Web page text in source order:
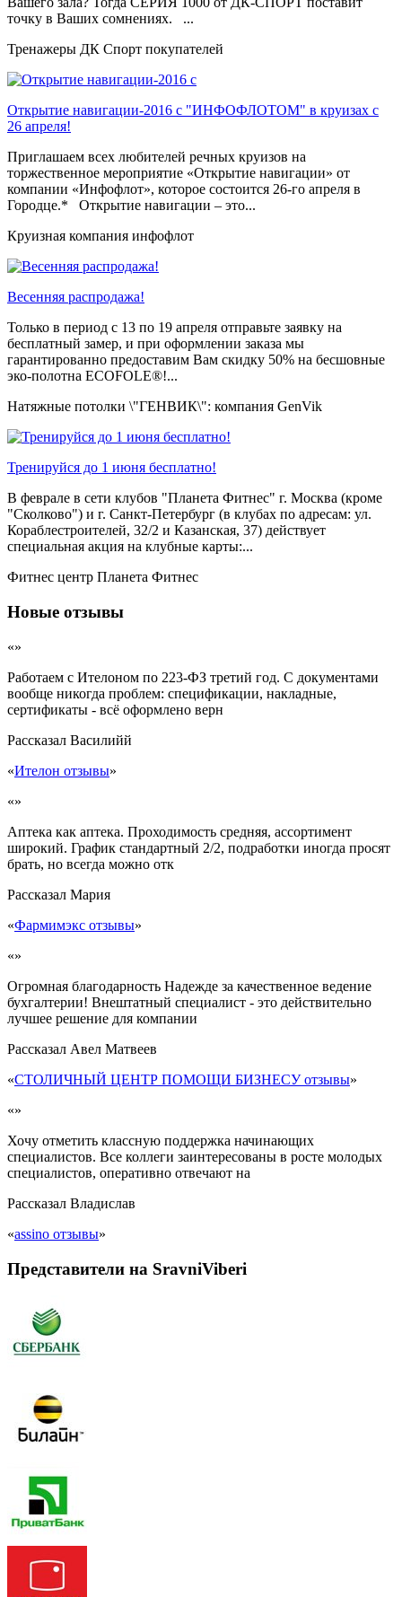
точку в Ваших сомнениях. ...
Тренажеры ДК Спорт покупателей
Открытие навигации-2016 с "ИНФОФЛОТОМ" в круизах с
26 апреля!
Приглашаем всех любителей речных круизов на
торжественное мероприятие «Открытие навигации» от
компании «Инфофлот», которое состоится 26-го апреля в
Городце.* Открытие навигации – это...
Круизная компания инфофлот
Весенняя распродажа!
Только в период c 13 по 19 апреля отправьте заявку на
бесплатный замер, и при оформлении заказа мы
гарантированно предоставим Вам скидку 50% на бесшовные
эко-полотна ECOFOLE®!...
Натяжные потолки \"ГЕНВИК\": компания GenVik
Тренируйся до 1 июня бесплатно!
В феврале в сети клубов "Планета Фитнес" г. Москва (кроме
"Сколково") и г. Санкт-Петербург (в клубах по адресам: ул.
Кораблестроителей, 32/2 и Казанская, 37) действует
специальная акция на клубные карты:...
Фитнес центр Планета Фитнес
Новые отзывы
«»
Работаем с Ителоном по 223-ФЗ третий год. С документами
вообще никогда проблем: спецификации, накладные,
сертификаты - всё оформлено верн
Рассказал Василийй
«Ителон отзывы»
«»
Аптека как аптека. Проходимость средняя, ассортимент
широкий. График стандартный 2/2, подработки иногда просят
брать, но всегда можно отк
Рассказал Мария
«Фармимэкс отзывы»
«»
Огромная благодарность Надежде за качественное ведение
бухгалтерии! Внештатный специалист - это действительно
лучшее решение для компании
Рассказал Авел Матвеев
«СТОЛИЧНЫЙ ЦЕНТР ПОМОЩИ БИЗНЕСУ отзывы»
«»
Хочу отметить классную поддержка начинающих
специалистов. Все коллеги заинтересованы в росте молодых
специалистов, оперативно отвечают на
Рассказал Владислав
«assino отзывы»
Представители на SravniViberi